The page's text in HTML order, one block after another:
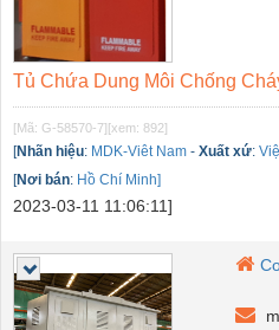
Tủ Chứa Dung Môi Chống
[Mã: G-58570-7][xem: 892]
[Nhãn hiệu: MDK-Viêt Nam - Xuất xứ:
[Nơi bán: Hồ Chí Minh]
2023-03-11 11:06:11]